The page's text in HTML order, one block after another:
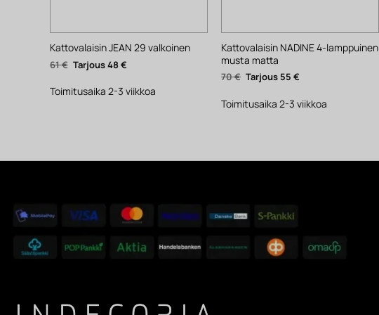
Kattovalaisin JEAN 29 valkoinen
61€ Alkuperäinen
hinta
61 €.
48 €Nykyinen
hinta
48 €.
Toimitusaika 2-3 viikkoa
Kattovalaisin NADINE 4-lamppuinen
musta matta
70€ Alkuperäinen
hinta
70 €.
55€
55 €.
Toimitusaika 2-3 viikkoa